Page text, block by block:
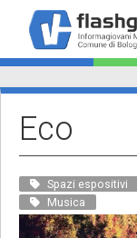
contenuto
principale
Eco
Spazi espositivi
Musica